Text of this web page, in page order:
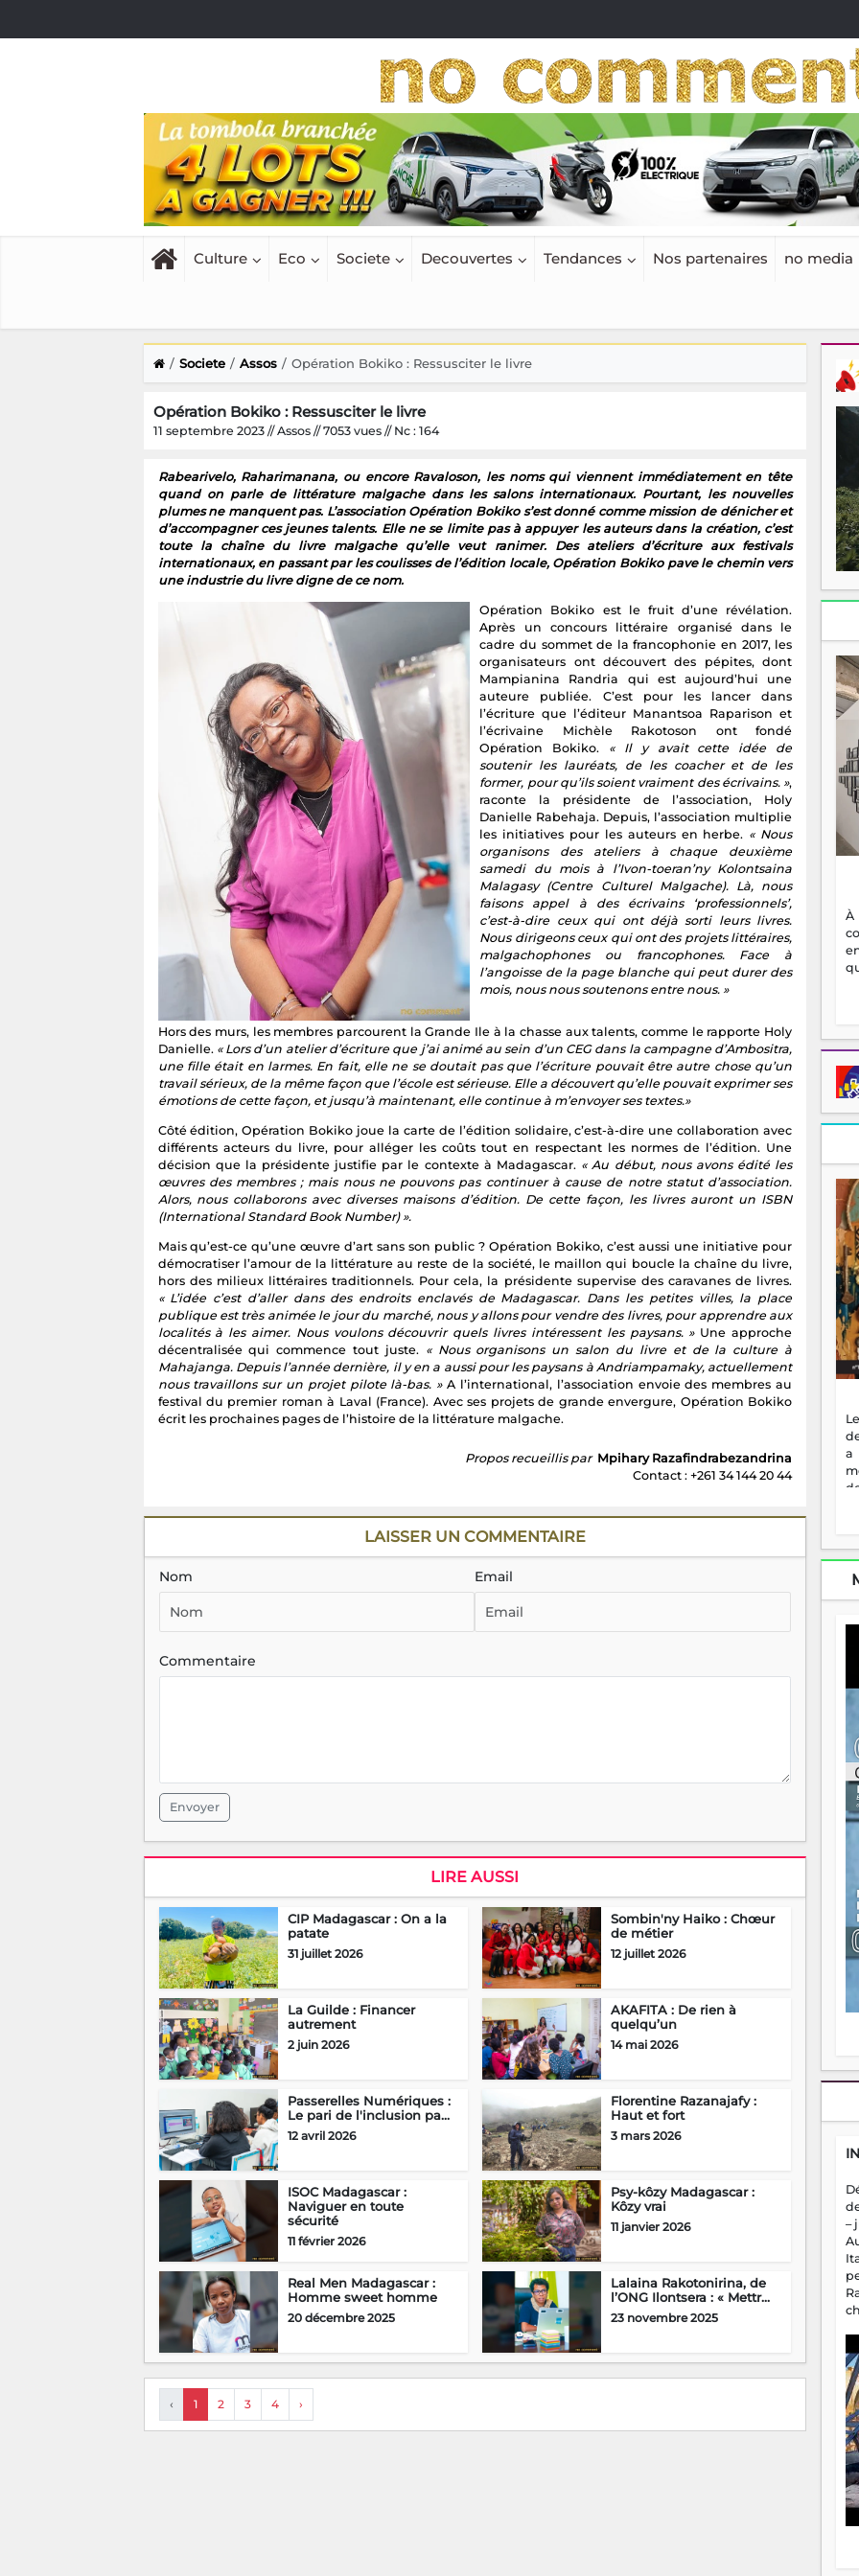
Culture Eco Societe Decouvertes Tendances Nos partenaires no media
Societe Assos Opération Bokiko : Ressusciter le livre
Opération Bokiko : Ressusciter le livre
11 septembre 2023 // Assos // 7053 vues // Nc : 164
Rabearivelo, Raharimanana, ou encore Ravaloson, les noms qui viennent immédiatement en tête
quand on parle de littérature malgache dans les salons internationaux. Pourtant, les nouvelles
plumes ne manquent pas. L’association Opération Bokiko s’est donné comme mission de dénicher et
d’accompagner ces jeunes talents. Elle ne se limite pas à appuyer les auteurs dans la création, c’est
toute la chaîne du livre malgache qu’elle veut ranimer. Des ateliers d’écriture aux festivals
internationaux, en passant par les coulisses de l’édition locale, Opération Bokiko pave le chemin vers
une industrie du livre digne de ce nom.
Opération Bokiko est le fruit d’une révélation.
Après un concours littéraire organisé dans le
cadre du sommet de la francophonie en 2017, les
organisateurs ont découvert des pépites, dont
Mampianina Randria qui est aujourd’hui une
auteure publiée. C’est pour les lancer dans
l’écriture que l’éditeur Manantsoa Raparison et
l’écrivaine Michèle Rakotoson ont fondé
Opération Bokiko. « Il y avait cette idée de
soutenir les lauréats, de les coacher et de les
former, pour qu’ils soient vraiment des écrivains. »,
raconte la présidente de l’association, Holy
Danielle Rabehaja. Depuis, l’association multiplie
les initiatives pour les auteurs en herbe. « Nous
organisons des ateliers à chaque deuxième
samedi du mois à l’Ivon-toeran’ny Kolontsaina
Malagasy (Centre Culturel Malgache). Là, nous
faisons appel à des écrivains ‘professionnels’,
c’est-à-dire ceux qui ont déjà sorti leurs livres.
Nous dirigeons ceux qui ont des projets littéraires,
malgachophones ou francophones. Face à
l’angoisse de la page blanche qui peut durer des
mois, nous nous soutenons entre nous. »
Hors des murs, les membres parcourent la Grande Ile à la chasse aux talents, comme le rapporte Holy
Danielle. « Lors d’un atelier d’écriture que j’ai animé au sein d’un CEG dans la campagne d’Ambositra,
une fille était en larmes. En fait, elle ne se doutait pas que l’écriture pouvait être autre chose qu’un
travail sérieux, de la même façon que l’école est sérieuse. Elle a découvert qu’elle pouvait exprimer ses
émotions de cette façon, et jusqu’à maintenant, elle continue à m’envoyer ses textes.»
Côté édition, Opération Bokiko joue la carte de l’édition solidaire, c’est-à-dire une collaboration avec
différents acteurs du livre, pour alléger les coûts tout en respectant les normes de l’édition. Une
décision que la présidente justifie par le contexte à Madagascar. « Au début, nous avons édité les
œuvres des membres ; mais nous ne pouvons pas continuer à cause de notre statut d’association.
Alors, nous collaborons avec diverses maisons d’édition. De cette façon, les livres auront un ISBN
(International Standard Book Number) ».
Mais qu’est-ce qu’une œuvre d’art sans son public ? Opération Bokiko, c’est aussi une initiative pour
démocratiser l’amour de la littérature au reste de la société, le maillon qui boucle la chaîne du livre,
hors des milieux littéraires traditionnels. Pour cela, la présidente supervise des caravanes de livres.
« L’idée c’est d’aller dans des endroits enclavés de Madagascar. Dans les petites villes, la place
publique est très animée le jour du marché, nous y allons pour vendre des livres, pour apprendre aux
localités à les aimer. Nous voulons découvrir quels livres intéressent les paysans. » Une approche
décentralisée qui commence tout juste. « Nous organisons un salon du livre et de la culture à
Mahajanga. Depuis l’année dernière, il y en a aussi pour les paysans à Andriampamaky, actuellement
nous travaillons sur un projet pilote là-bas. »A l’international, l’association envoie des membres au
festival du premier roman à Laval (France). Avec ses projets de grande envergure, Opération Bokiko
écrit les prochaines pages de l’histoire de la littérature malgache.
Propos recueillis par Mpihary Razafindrabezandrina
Contact : +261 34 144 20 44
LAISSER UN COMMENTAIRE
Nom Email
Commentaire
Envoyer
LIRE AUSSI
CIP Madagascar : On a la
patate
31 juillet 2026
Sombin'ny Haiko : Chœur
de métier
12 juillet 2026
La Guilde : Financer
autrement
2 juin 2026
AKAFITA : De rien à
quelqu’un
14 mai 2026
Passerelles Numériques :
Le pari de l'inclusion pa...
12 avril 2026
Florentine Razanajafy :
Haut et fort
3 mars 2026
ISOC Madagascar :
Naviguer en toute
sécurité
11 février 2026
Psy-kôzy Madagascar :
Kôzy vrai
11 janvier 2026
Real Men Madagascar :
Homme sweet homme
20 décembre 2025
Lalaina Rakotonirina, de
l’ONG Ilontsera : « Mettr...
23 novembre 2025
‹ 1 2 3 4 ›
a
–